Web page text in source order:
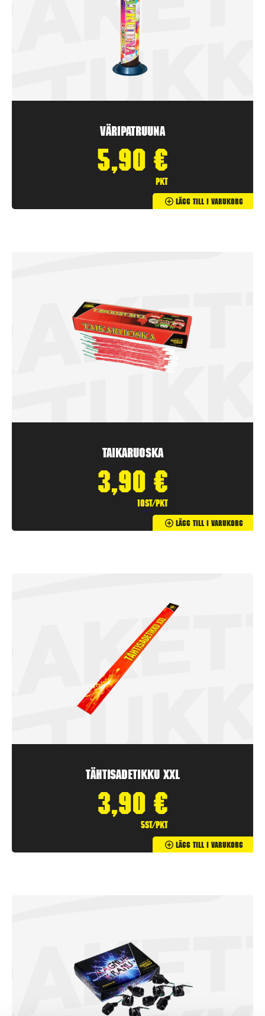
Väripatruuna
5,90 €
pkt
Lägg Till I Varukorg
Taikaruoska
3,90 €
10st/pkt
Lägg Till I Varukorg
Tähtisadetikku XXL
3,90 €
5st/pkt
Lägg Till I Varukorg